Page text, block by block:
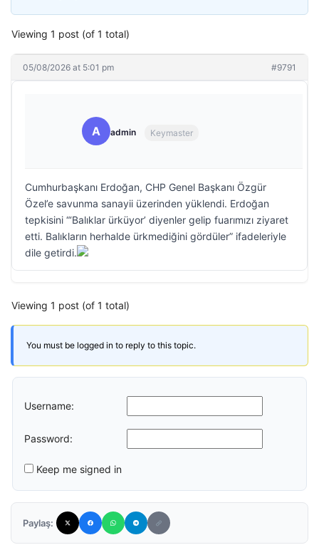
Viewing 1 post (of 1 total)
05/08/2026 at 5:01 pm #9791
A admin Keymaster
Cumhurbaşkanı Erdoğan, CHP Genel Başkanı Özgür
Özel’e savunma sanayii üzerinden yüklendi. Erdoğan
tepkisini “‘Balıklar ürküyor’ diyenler gelip fuarımızı ziyaret
etti. Balıkların herhalde ürkmediğini gördüler” ifadeleriyle
dile getirdi.
Viewing 1 post (of 1 total)
You must be logged in to reply to this topic.
Username:
Password:
Keep me signed in
Paylaş: